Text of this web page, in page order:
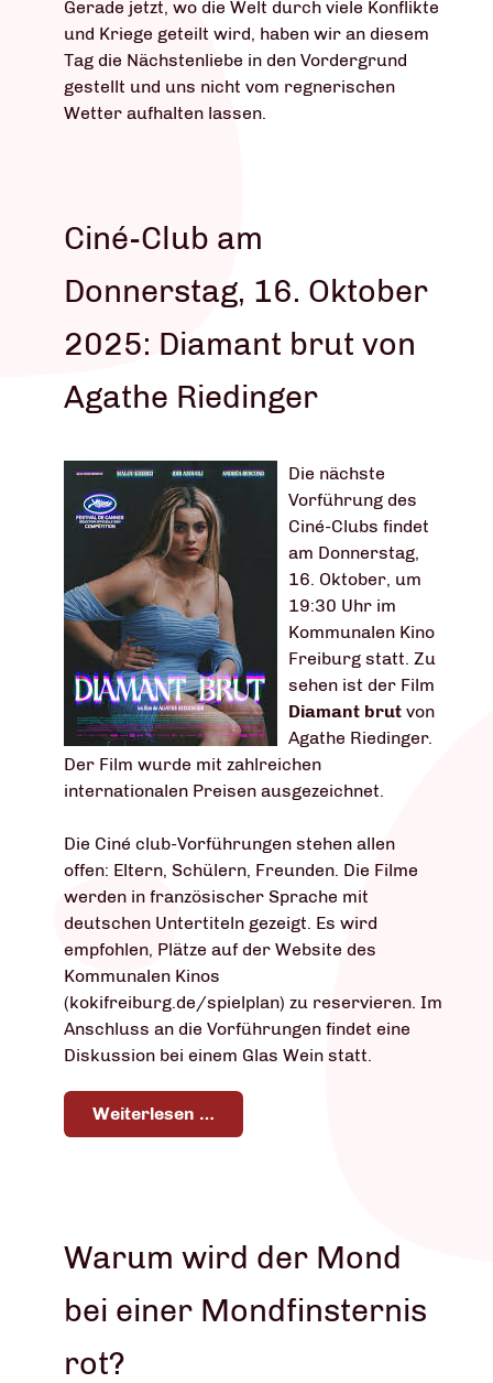
Gerade jetzt, wo die Welt durch viele Konflikte
und Kriege geteilt wird, haben wir an diesem
Tag die Nächstenliebe in den Vordergrund
gestellt und uns nicht vom regnerischen
Wetter aufhalten lassen.
Ciné-Club am
Donnerstag, 16. Oktober
2025: Diamant brut von
Agathe Riedinger
Die nächste
Vorführung des
Ciné-Clubs findet
am Donnerstag,
16. Oktober, um
19:30 Uhr im
Kommunalen Kino
Freiburg statt. Zu
sehen ist der Film
Diamant brut von
Agathe Riedinger.
Der Film wurde mit zahlreichen
internationalen Preisen ausgezeichnet.
Die Ciné club-Vorführungen stehen allen
offen: Eltern, Schülern, Freunden. Die Filme
werden in französischer Sprache mit
deutschen Untertiteln gezeigt. Es wird
empfohlen, Plätze auf der Website des
Kommunalen Kinos
(kokifreiburg.de/spielplan) zu reservieren. Im
Anschluss an die Vorführungen findet eine
Diskussion bei einem Glas Wein statt.
Weiterlesen …
Warum wird der Mond
bei einer Mondfinsternis
rot?